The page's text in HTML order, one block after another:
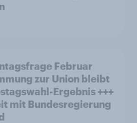
Februar
zur Union bleibt
Ergebnis +++
mit Bundesregierung